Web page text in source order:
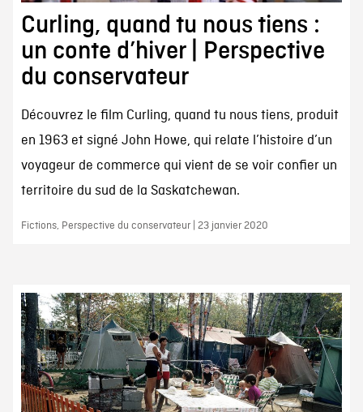
Curling, quand tu nous tiens :
un conte d’hiver | Perspective
du conservateur
Découvrez le film Curling, quand tu nous tiens, produit
en 1963 et signé John Howe, qui relate l’histoire d’un
voyageur de commerce qui vient de se voir confier un
territoire du sud de la Saskatchewan.
Fictions, Perspective du conservateur | 23 janvier 2020